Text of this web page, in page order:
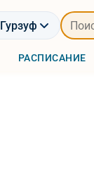
Гурзуф
РАСПИСАНИЕ